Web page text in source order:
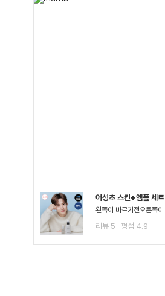
어성초 스킨+앰플 세트
리뷰 5 평점 4.9